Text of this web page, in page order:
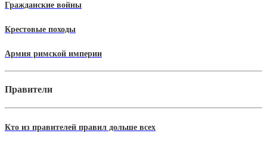
Гражданские войны
Крестовые походы
Армия римской империи
Правители
Кто из правителей правил дольше всех